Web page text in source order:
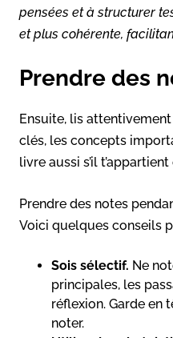
pensées et à structurer
et plus cohérente,
Prendre des
Ensuite, lis
clés, les concepts
livre aussi s’il
Prendre des notes
Voici quelques conseils
Sois sélectif. Ne
principales, les
réflexion. Garde en
noter.